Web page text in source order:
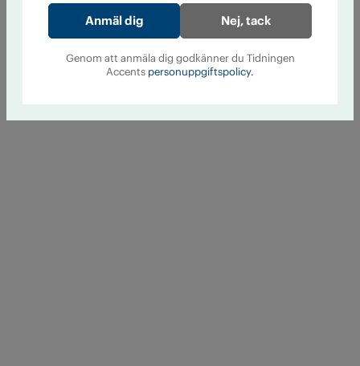
Nej, tack
Genom att anmäla dig godkänner du Tidningen
Accents personuppgiftspolicy.